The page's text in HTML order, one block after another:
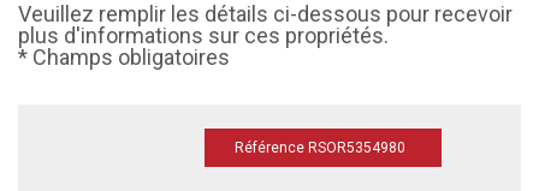
Veuillez remplir les détails ci-dessous pour recevoir
plus d'informations sur ces propriétés.
* Champs obligatoires
Référence RSOR5354980